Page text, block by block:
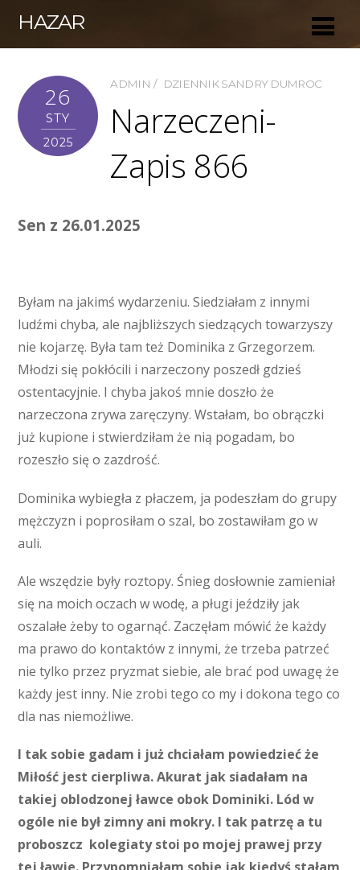
HAZAR
26
STY
2025
ADMIN DZIENNIK SANDRY DUMROC
Narzeczeni-
Zapis 866
Sen z 26.01.2025
Byłam na jakimś wydarzeniu. Siedziałam z innymi
ludźmi chyba, ale najbliższych siedzących towarzyszy
nie kojarzę. Była tam też Dominika z Grzegorzem.
Młodzi się pokłócili i narzeczony poszedł gdzieś
ostentacyjnie. I chyba jakoś mnie doszło że
narzeczona zrywa zaręczyny. Wstałam, bo obrączki
już kupione i stwierdziłam że nią pogadam, bo
rozeszło się o zazdrość.
Dominika wybiegła z płaczem, ja podeszłam do grupy
mężczyzn i poprosiłam o szal, bo zostawiłam go w
auli.
Ale wszędzie były roztopy. Śnieg dosłownie zamieniał
się na moich oczach w wodę, a pługi jeździły jak
oszalałe żeby to ogarnąć. Zaczęłam mówić że każdy
ma prawo do kontaktów z innymi, że trzeba patrzeć
nie tylko przez pryzmat siebie, ale brać pod uwagę że
każdy jest inny. Nie zrobi tego co my i dokona tego co
dla nas niemożliwe.
I tak sobie gadam i już chciałam powiedzieć że
Miłość jest cierpliwa. Akurat jak siadałam na
takiej oblodzonej ławce obok Dominiki. Lód w
ogóle nie był zimny ani mokry. I tak patrzę a tu
proboszcz kolegiaty stoi po mojej prawej przy